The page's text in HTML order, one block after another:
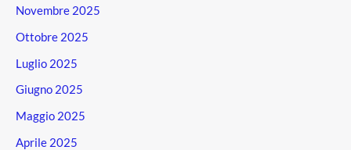
Novembre 2025
Ottobre 2025
Luglio 2025
Giugno 2025
Maggio 2025
Aprile 2025